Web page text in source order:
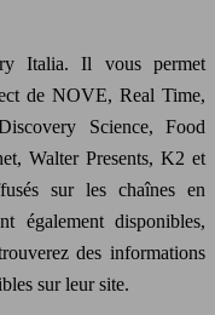
Italia. Il vous permet
de NOVE, Real Time,
Science, Food
Walter Presents, K2 et
sur les chaînes en
également disponibles,
des informations
sur leur site.